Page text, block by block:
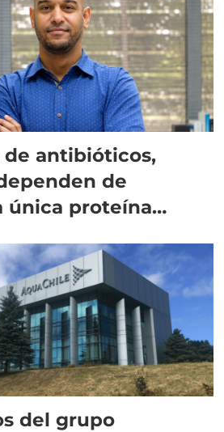
antibióticos,
de
única proteína
del grupo